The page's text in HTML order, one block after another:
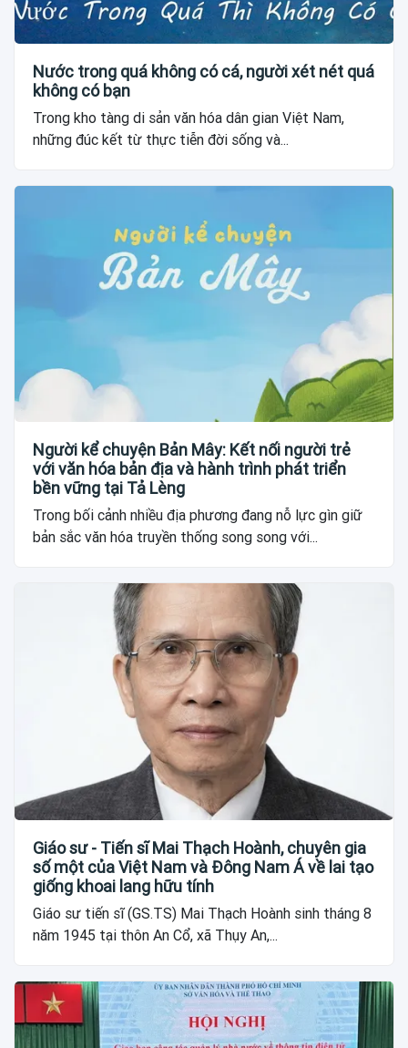
Nước trong quá không có cá, người xét nét quá
không có bạn
Trong kho tàng di sản văn hóa dân gian Việt Nam,
những đúc kết từ thực tiễn đời sống và...
Người kể chuyện Bản Mây: Kết nối người trẻ
với văn hóa bản địa và hành trình phát triển
bền vững tại Tả Lèng
Trong bối cảnh nhiều địa phương đang nỗ lực gìn giữ
bản sắc văn hóa truyền thống song song với...
Giáo sư - Tiến sĩ Mai Thạch Hoành, chuyên gia
số một của Việt Nam và Đông Nam Á về lai tạo
giống khoai lang hữu tính
Giáo sư tiến sĩ (GS.TS) Mai Thạch Hoành sinh tháng 8
năm 1945 tại thôn An Cổ, xã Thụy An,...